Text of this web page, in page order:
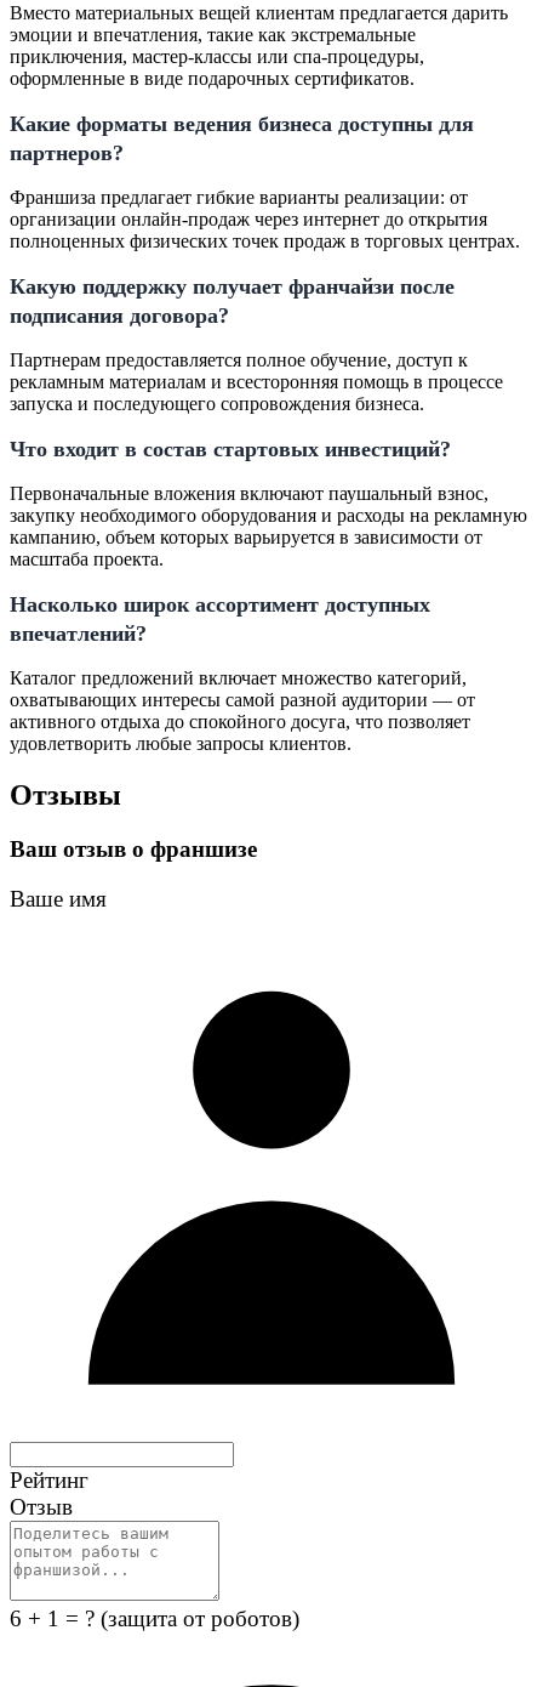
Вместо материальных вещей клиентам предлагается дарить
эмоции и впечатления, такие как экстремальные
приключения, мастер-классы или спа-процедуры,
оформленные в виде подарочных сертификатов.
Какие форматы ведения бизнеса доступны для
партнеров?
Франшиза предлагает гибкие варианты реализации: от
организации онлайн-продаж через интернет до открытия
полноценных физических точек продаж в торговых центрах.
Какую поддержку получает франчайзи после
подписания договора?
Партнерам предоставляется полное обучение, доступ к
рекламным материалам и всесторонняя помощь в процессе
запуска и последующего сопровождения бизнеса.
Что входит в состав стартовых инвестиций?
Первоначальные вложения включают паушальный взнос,
закупку необходимого оборудования и расходы на рекламную
кампанию, объем которых варьируется в зависимости от
масштаба проекта.
Насколько широк ассортимент доступных
впечатлений?
Каталог предложений включает множество категорий,
охватывающих интересы самой разной аудитории — от
активного отдыха до спокойного досуга, что позволяет
удовлетворить любые запросы клиентов.
Отзывы
Ваш отзыв о франшизе
Ваше имя
Рейтинг
Отзыв
6 + 1 = ? (защита от роботов)